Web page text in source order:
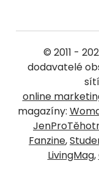
© 2011 -
dodavatelé
online
magazíny:
Fanzine,
LivingMag,